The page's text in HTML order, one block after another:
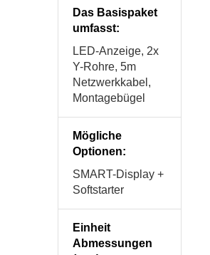
Das Basispaket
umfasst:
LED-Anzeige, 2x
Y-Rohre, 5m
Netzwerkkabel,
Montagebügel
Mögliche
Optionen:
SMART-Display +
Softstarter
Einheit
Abmessungen